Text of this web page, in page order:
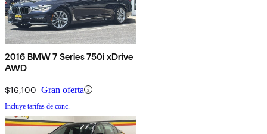
2016 BMW 7 Series 750i xDrive
AWD
$16,100 Gran oferta
Incluye tarifas de conc.